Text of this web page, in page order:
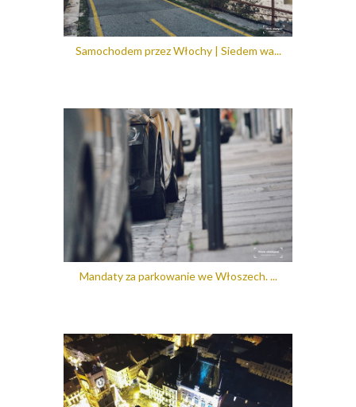
Samochodem przez Włochy | Siedem wa...
Mandaty za parkowanie we Włoszech. ...